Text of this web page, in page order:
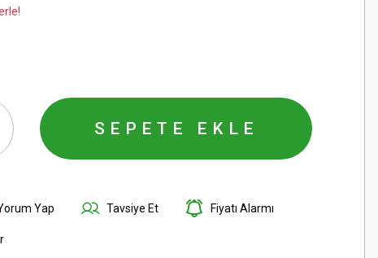
SEPETE EKLE
Yap Tavsiye Et Fiyatı Alarmı